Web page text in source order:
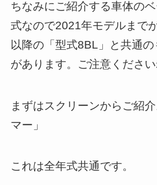
ちなみにご紹介する車体の
式なので2021年モデルまで
以降の「型式8BL」と共通
があります。ご注意ください
まずはスクリーンからご紹
マー」
これは全年式共通です。